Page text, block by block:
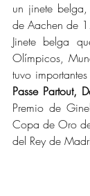
un jinete belga,
de Aachen de
Jinete belga
Olímpicos,
tuvo
Passe Partout,
Premio de
Copa de Oro
del Rey de